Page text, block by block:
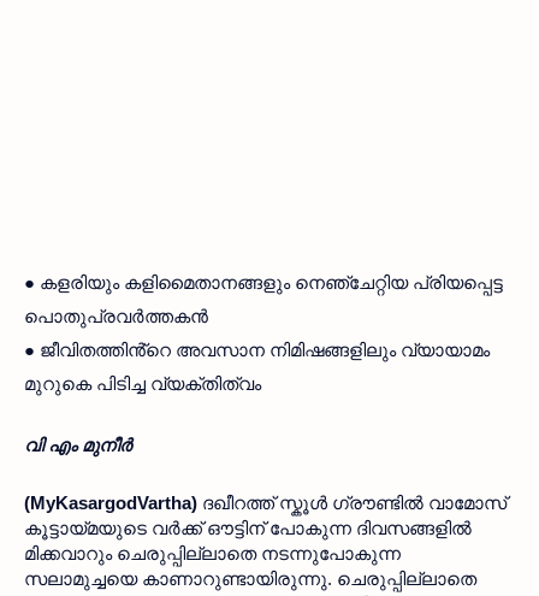
● കളരിയും കളിമൈതാനങ്ങളും നെഞ്ചേറ്റിയ പ്രിയപ്പെട്ട
● ജീവിതത്തിൻ്റെ അവസാന നിമിഷങ്ങളിലും വ്യായാമം
മുറുകെ പിടിച്ച വ്യക്തിത്വം
വി എം മുനീർ
(MyKasargodVartha) ദഖീറത്ത് സ്കൂൾ ഗ്രൗണ്ടിൽ വാമോസ്
കൂട്ടായ്മയുടെ വർക്ക് ഔട്ടിന് പോകുന്ന ദിവസങ്ങളിൽ
മിക്കവാറും ചെരുപ്പില്ലാതെ നടന്നുപോകുന്ന
സലാമുച്ചയെ കാണാറുണ്ടായിരുന്നു. ചെരുപ്പില്ലാതെ